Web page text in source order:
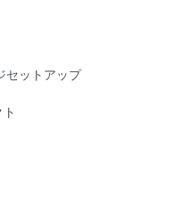
セットアップ